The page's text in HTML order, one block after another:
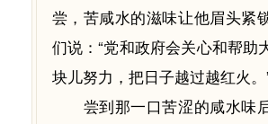
尝，苦咸水的滋味让他眉头紧
们说：“党和政府会关心和帮助
块儿努力，把日子越过越红火。
尝到那一口苦涩的咸水味